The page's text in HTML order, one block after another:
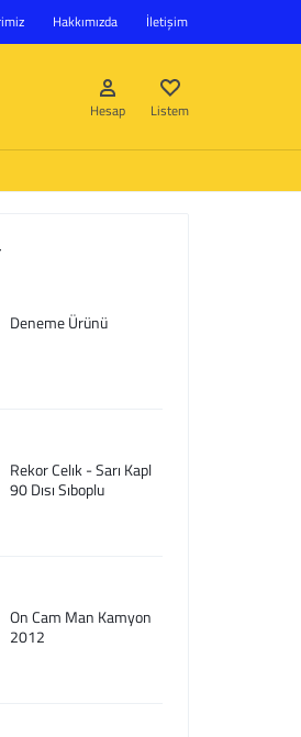
Hakkımızda İletişim
Hesap
Hesap oluştur
Listem
Deneme Ürünü
Rekor Celık - Sarı Kapl
90 Dısı Sıboplu
On Cam Man Kamyon
2012